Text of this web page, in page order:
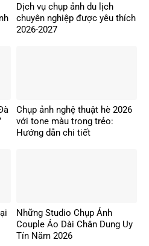
Dịch vụ chụp ảnh du lịch
chuyên nghiệp được yêu thích
2026-2027
Chụp ảnh nghệ thuật hè 2026
với tone màu trong trẻo:
Hướng dẫn chi tiết
Những Studio Chụp Ảnh
Couple Áo Dài Chân Dung Uy
Tín Năm 2026